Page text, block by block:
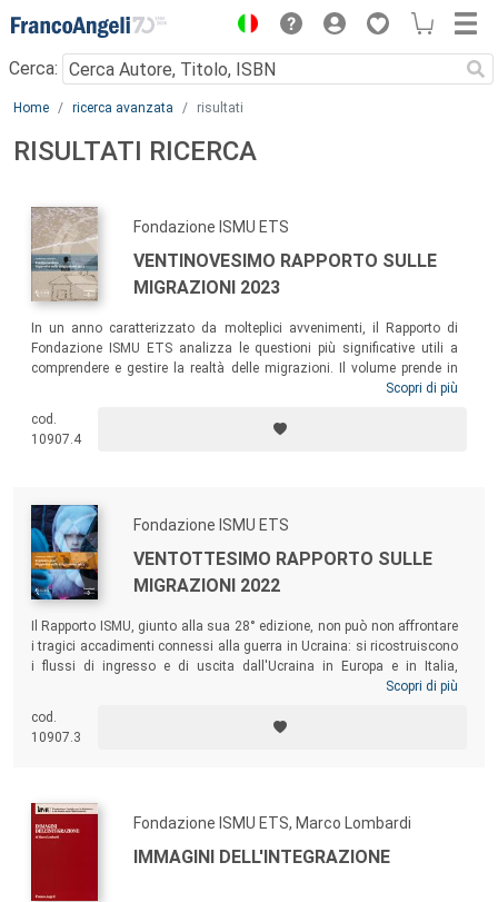
Menu
Cerca:
Main content
Home ricerca avanzata risultati
RISULTATI RICERCA
Fondazione ISMU ETS
VENTINOVESIMO RAPPORTO SULLE
MIGRAZIONI 2023
In un anno caratterizzato da molteplici avvenimenti, il Rapporto di
Fondazione ISMU ETS analizza le questioni più significative utili a
comprendere e gestire la realtà delle migrazioni. Il volume prende in
esame i diversi profili della presenza straniera, quali la partecipazione
le appartenenze religiose e pone una particolare attenzione ai
numerosi interventi normativi dell’anno.
Scopri di più
cod.
10907.4
Fondazione ISMU ETS
VENTOTTESIMO RAPPORTO SULLE
MIGRAZIONI 2022
Il Rapporto ISMU, giunto alla sua 28° edizione, non può non affrontare
i tragici accadimenti connessi alla guerra in Ucraina: si ricostruiscono
i flussi di ingresso e di uscita dall'Ucraina in Europa e in Italia,
esaminando le ragioni per cui l'accoglienza a loro riservata si
asilo di altre nazionalità. Il Rapporto riaccende i riflettori anche su
alcuni paesi che rischiano di essere dimenticati, come l'Afghanistan,
Scopri di più
cod.
10907.3
Fondazione ISMU ETS, Marco Lombardi
IMMAGINI DELL'INTEGRAZIONE